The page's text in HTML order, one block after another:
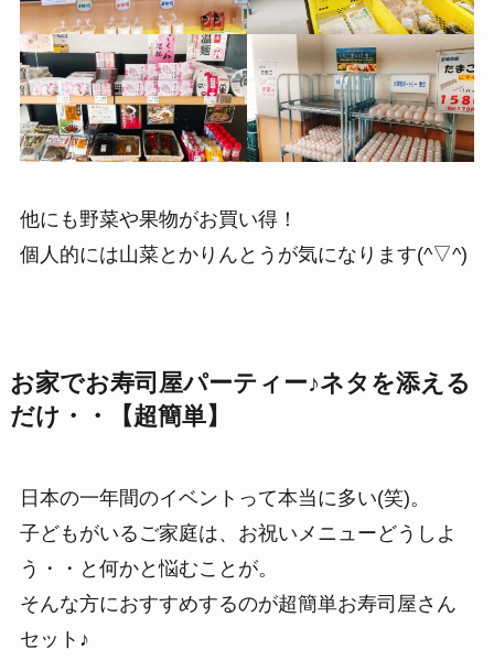
他にも野菜や果物がお買い得！
個人的には山菜とかりんとうが気になります(^▽^)
お家でお寿司屋パーティー♪ネタを添える
だけ・・【超簡単】
日本の一年間のイベントって本当に多い(笑)。
子どもがいるご家庭は、お祝いメニューどうしよ
う・・と何かと悩むことが。
そんな方におすすめするのが超簡単お寿司屋さん
セット♪